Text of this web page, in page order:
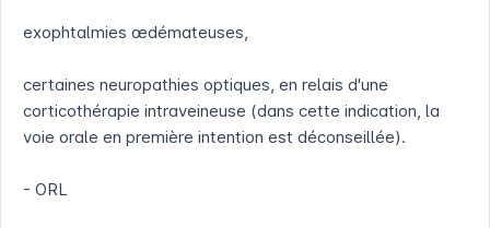
exophtalmies œdémateuses,
certaines neuropathies optiques, en relais d'une
corticothérapie intraveineuse (dans cette indication, la
voie orale en première intention est déconseillée).
- ORL